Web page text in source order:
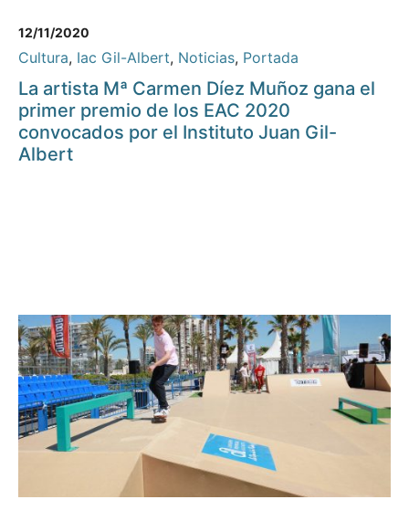
12/11/2020
Cultura, Iac Gil-Albert, Noticias, Portada
La artista Mª Carmen Díez Muñoz gana el
primer premio de los EAC 2020
convocados por el Instituto Juan Gil-
Albert